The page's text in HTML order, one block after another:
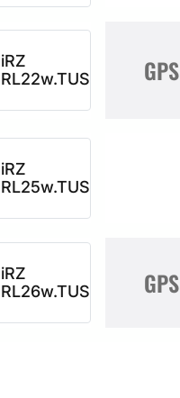
iRZ
RL22w.TUS
GPS
iRZ
RL25w.TUS
iRZ
RL26w.TUS
GPS